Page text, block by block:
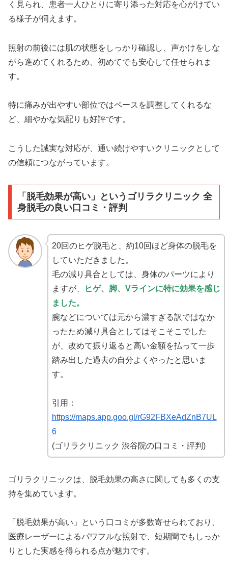
く見られ、患者一人ひとりに寄り添った対応を心がけてい
る様子が伺えます。
照射の前後には肌の状態をしっかり確認し、声かけをしな
がら進めてくれるため、初めてでも安心して任せられま
す。
特に痛みが出やすい部位ではペースを調整してくれるな
ど、細やかな気配りも好評です。
こうした誠実な対応が、通い続けやすいクリニックとして
の信頼につながっています。
「脱毛効果が高い」というゴリラクリニック 全
身脱毛の良い口コミ・評判
20回のヒゲ脱毛と、約10回ほど身体の脱毛を
していただきました。
毛の減り具合としては、身体のパーツにより
ますが、
ヒゲ、脚、Vラインに特に効果を感じ
ました。
腕などについては元から濃すぎる訳ではなか
ったため減り具合としてはそこそこでした
が、改めて振り返ると高い金額を払って一歩
踏み出した過去の自分よくやったと思いま
す。
引用：
https://maps.app.goo.gl/rG92FBXeAdZnB7UL
6
(ゴリラクリニック 渋谷院の口コミ・評判)
ゴリラクリニックは、脱毛効果の高さに関しても多くの支
持を集めています。
「脱毛効果が高い」という口コミが多数寄せられており、
医療レーザーによるパワフルな照射で、短期間でもしっか
りとした実感を得られる点が魅力です。